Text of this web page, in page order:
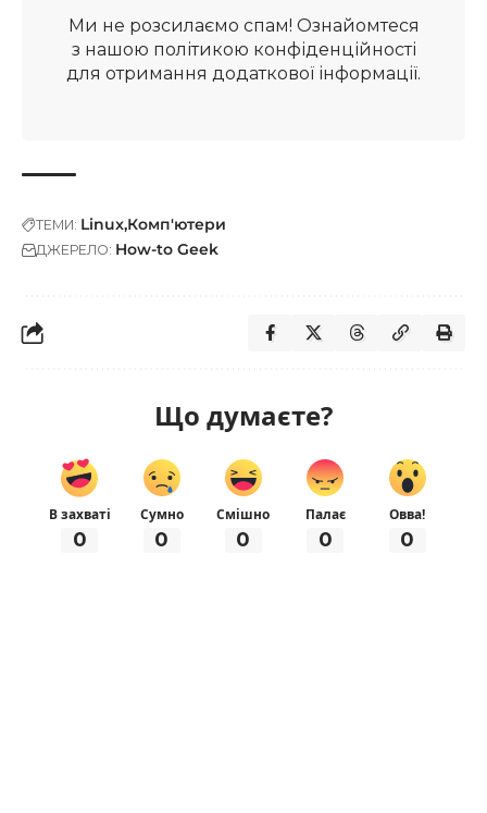
Ми не розсилаємо спам! Ознайомтеся
з нашою політикою конфіденційності
для отримання додаткової інформації.
ТЕМИ: Linux Комп'ютери
ДЖЕРЕЛО: How-to Geek
Що думаєте?
В захваті
0
Сумно
0
Смішно
0
Палає
0
Овва!
0